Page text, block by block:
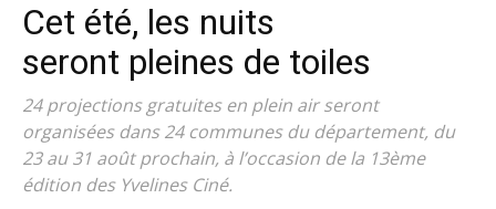
Cet été, les nuits
seront pleines de toiles
24 projections gratuites en plein air seront
organisées dans 24 communes du département, du
23 au 31 août prochain, à l’occasion de la 13ème
édition des Yvelines Ciné.